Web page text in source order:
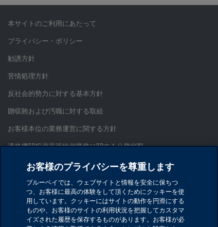
本サイトのご利用にあたって
プライバシー・ポリシー
勧誘方針
苦情処理方針
反社会的勢力に対する基本方針
贈収賄および汚職に対する取組
お客様本位の業務運営に関する方針
適格機関投資家等特例業務に関する公衆縦覧
証券取引等監視委員会情報提供窓口
お問い合わせ
サイトマップ
Cookieを設定する
お客様のプライバシーを尊重します
ブルーベイでは、ウェブサイトと情報を安全に保ちつ
つ、お客様に最高の体験をして頂くためにクッキーを使
用しています。クッキーにはサイトの動作を円滑にする
ものや、お客様のサイトの利用状況を把握してカスタマ
イズされた履歴を保存するものがあります。お客様が必